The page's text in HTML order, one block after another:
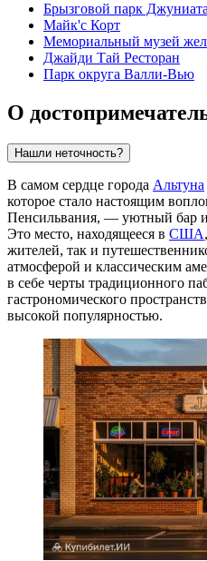
Брызговой парк
Майк'с Корт
Мемориальный музей
Джайди Тай Ресторан
Парк округа Валли-Вью
О
Нашли неточность?
В самом сердце города Альтуна
которое стало настоящим
Пенсильвания, — уютный бар и
Это место, находящееся в США
жителей, так и
атмосферой и классическим
в себе черты традиционного
гастрономического
высокой популярностью.